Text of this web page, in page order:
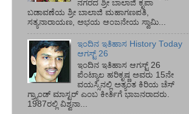
ನಗರದ ಶ್ರೀ ಬಾಲಾಜಿ ಕೃಪಾ
ಬಡಾವಣೆಯ ಶ್ರೀ ಬಾಲಾಜಿ ಮಹಾಗಣಪತಿ,
ಸತ್ಯನಾರಾಯಣ, ಅಭಯ ಆಂಜನೇಯ ಸ್ವಾಮಿ...
ಇಂದಿನ ಇತಿಹಾಸ History Today
ಆಗಸ್ಟ್ 26
ಇಂದಿನ ಇತಿಹಾಸ ಆಗಸ್ಟ್ 26
ಪೆಂಟ್ಯಾಲ ಹರಿಕೃಷ್ಣ ಅವರು 15ನೇ
ವಯಸ್ಸಿನಲ್ಲಿ ಅತ್ಯಂತ ಕಿರಿಯ ಚೆಸ್
ಗ್ರ್ಯಾಂಡ್ ಮಾಸ್ಟರ್ ಎಂಬ ಕೀರ್ತಿಗೆ ಭಾಜನರಾದರು.
1987ರಲ್ಲಿ ವಿಶ್ವನಾ...